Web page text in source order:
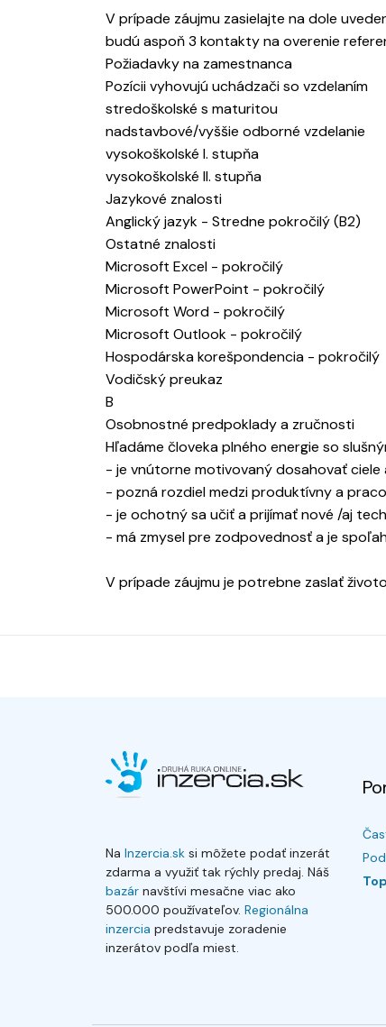
V prípade záujmu zasielajte na dole
budú aspoň 3 kontakty na overenie
Požiadavky na zamestnanca
Pozícii vyhovujú uchádzači so vzdelaním
stredoškolské s maturitou
nadstavbové/vyššie odborné vzdelanie
vysokoškolské I. stupňa
vysokoškolské II. stupňa
Jazykové znalosti
Anglický jazyk - Stredne pokročilý (B2)
Ostatné znalosti
Microsoft Excel - pokročilý
Microsoft PowerPoint - pokročilý
Microsoft Word - pokročilý
Microsoft Outlook - pokročilý
Hospodárska korešpondencia - pokročilý
Vodičský preukaz
B
Osobnostné predpoklady a zručnosti
Hľadáme človeka plného energie so
- je vnútorne motivovaný dosahovať ciele
- pozná rozdiel medzi produktívny a
- je ochotný sa učiť a prijímať nové /aj
- má zmysel pre zodpovednosť a je
V prípade záujmu je potrebne zaslať
Na Inzercia.sk si môžete podať inzerát
zdarma a využiť tak rýchly predaj. Náš
bazár navštívi mesačne viac ako
500.000 používateľov. Regionálna
inzercia predstavuje zoradenie
inzerátov podľa miest.